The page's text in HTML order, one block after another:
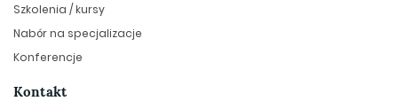
Szkolenia / kursy
Nabór na specjalizacje
Konferencje
Kontakt